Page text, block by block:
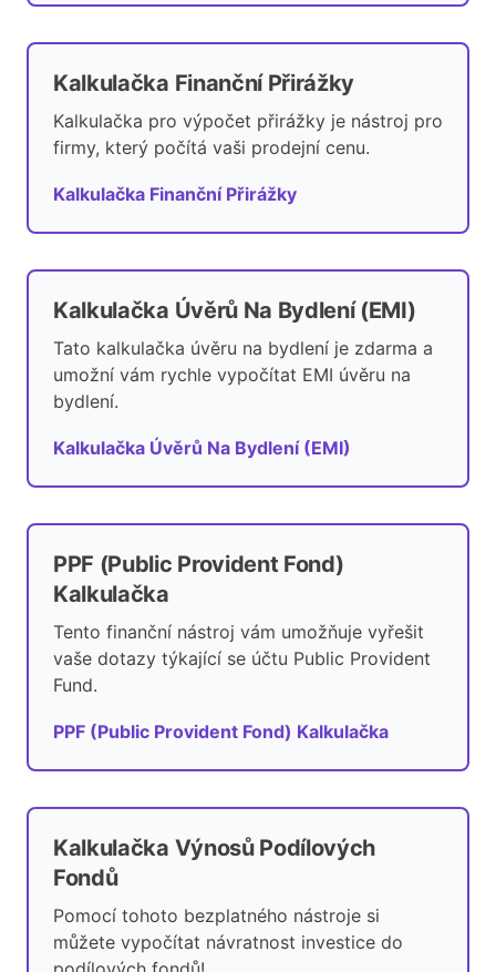
Kalkulačka Finanční Přirážky
Kalkulačka pro výpočet přirážky je nástroj pro
firmy, který počítá vaši prodejní cenu.
Kalkulačka Finanční Přirážky
Kalkulačka Úvěrů Na Bydlení (EMI)
Tato kalkulačka úvěru na bydlení je zdarma a
umožní vám rychle vypočítat EMI úvěru na
bydlení.
Kalkulačka Úvěrů Na Bydlení (EMI)
PPF (Public Provident Fond)
Kalkulačka
Tento finanční nástroj vám umožňuje vyřešit
vaše dotazy týkající se účtu Public Provident
Fund.
PPF (Public Provident Fond) Kalkulačka
Kalkulačka Výnosů Podílových
Fondů
Pomocí tohoto bezplatného nástroje si
můžete vypočítat návratnost investice do